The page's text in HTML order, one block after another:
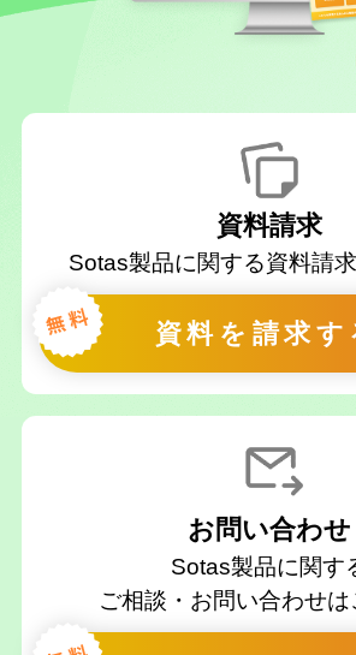
資料請求
Sotas製品に関する資料請求
資料を請求す
お問い合わせ
Sotas製品に関す
ご相談・お問い合わせは